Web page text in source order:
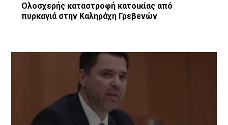
Ολοσχερής καταστροφή κατοικίας από
πυρκαγιά στην Καληράχη Γρεβενών